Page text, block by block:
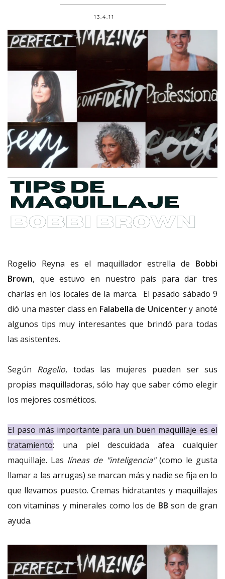
13.4.11
Rogelio Reyna es el maquillador estrella de Bobbi
Brown, que estuvo en nuestro país para dar tres
charlas en los locales de la marca. El pasado sábado 9
dió una master class en Falabella de Unicentery anoté
algunos tips muy interesantes que brindó para todas
las asistentes.
Según Rogelio, todas las mujeres pueden ser sus
propias maquilladoras, sólo hay que saber cómo elegir
los mejores cosméticos.
El paso más importante para un buen maquillaje es el
tratamiento: una piel descuidada afea cualquier
maquillaje. Las líneas de "inteligencia"(como le gusta
llamar a las arrugas) se marcan más y nadie se fija en lo
que llevamos puesto. Cremas hidratantes y maquillajes
con vitaminas y minerales como los de BB son de gran
ayuda.